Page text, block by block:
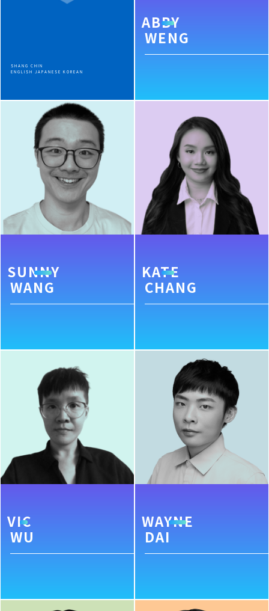
SHANG CHIN
ENGLISH JAPANESE KOREAN
ABBY
WENG
SUNNY
WANG
KATE
CHANG
VIC
WU
WAYNE
DAI